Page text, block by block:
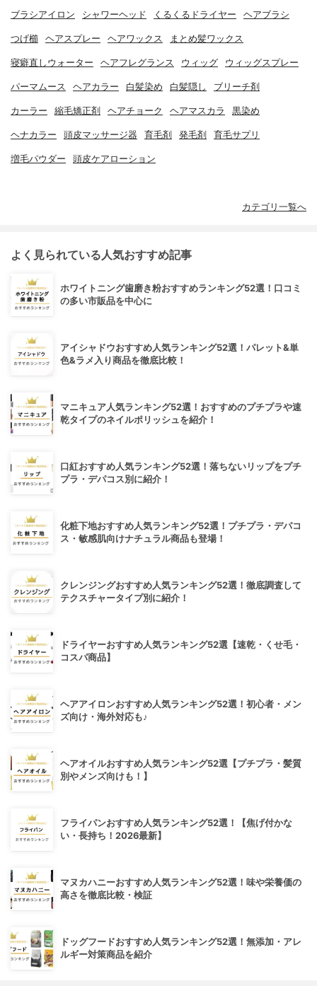
ブラシアイロン シャワーヘッド くるくるドライヤー ヘアブラシ
つげ櫛 ヘアスプレー ヘアワックス まとめ髪ワックス
寝癖直しウォーター ヘアフレグランス ウィッグ ウィッグスプレー
パーマムース ヘアカラー 白髪染め 白髪隠し ブリーチ剤
カーラー 縮毛矯正剤 ヘアチョーク ヘアマスカラ 黒染め
ヘナカラー 頭皮マッサージ器 育毛剤 発毛剤 育毛サプリ
増毛パウダー 頭皮ケアローション
カテゴリ一覧へ
よく見られている人気おすすめ記事
ホワイトニング歯磨き粉おすすめランキング52選！口コミ
の多い市販品を中心に
アイシャドウおすすめ人気ランキング52選！パレット&単
色&ラメ入り商品を徹底比較！
マニキュア人気ランキング52選！おすすめのプチプラや速
乾タイプのネイルポリッシュを紹介！
口紅おすすめ人気ランキング52選！落ちないリップをプチ
プラ・デパコス別に紹介！
化粧下地おすすめ人気ランキング52選！プチプラ・デパコ
ス・敏感肌向けナチュラル商品も登場！
クレンジングおすすめ人気ランキング52選！徹底調査して
テクスチャータイプ別に紹介！
ドライヤーおすすめ人気ランキング52選【速乾・くせ毛・
コスパ商品】
ヘアアイロンおすすめ人気ランキング52選！初心者・メン
ズ向け・海外対応も♪
ヘアオイルおすすめ人気ランキング52選【プチプラ・髪質
別やメンズ向けも！】
フライパンおすすめ人気ランキング52選！【焦げ付かな
い・長持ち！2026最新】
マヌカハニーおすすめ人気ランキング52選！味や栄養価の
高さを徹底比較・検証
ドッグフードおすすめ人気ランキング52選！無添加・アレ
ルギー対策商品を紹介